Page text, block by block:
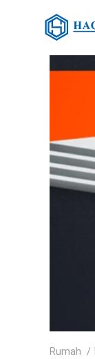
Rumah /